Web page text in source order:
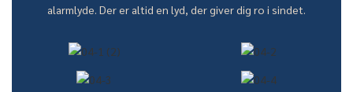
alarmlyde. Der er altid en lyd, der giver dig ro i sindet.